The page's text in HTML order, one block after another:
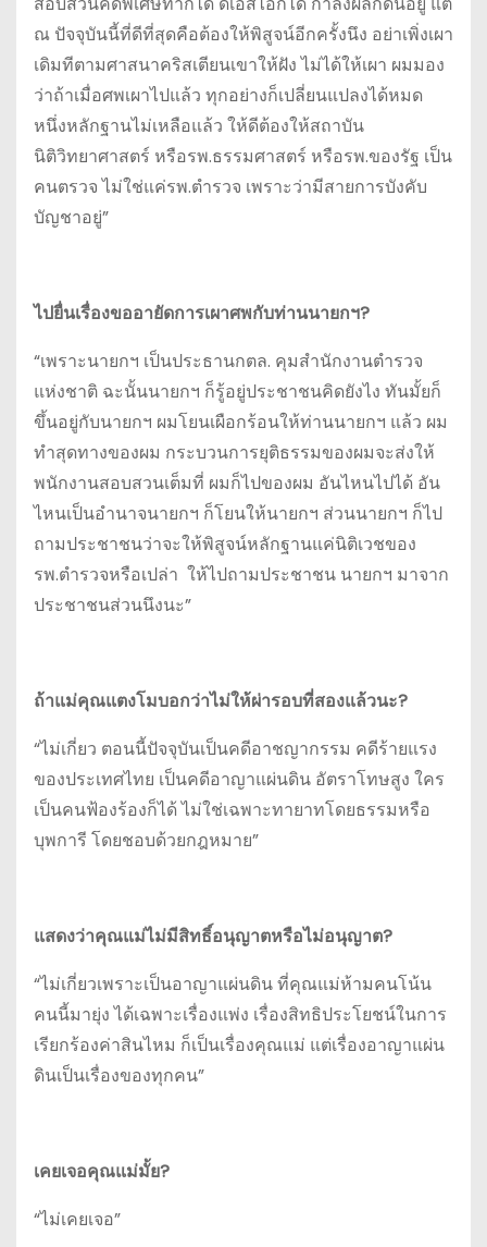
ณ ปัจจุบันนี้ที่ดีที่สุดคือต้องให้พิสูจน์อีกครั้งนึง อย่าเพิ่งเผา
เดิมทีตามศาสนาคริสเตียนเขาให้ฝัง ไม่ได้ให้เผา ผมมอง
ว่าถ้าเมื่อศพเผาไปแล้ว ทุกอย่างก็เปลี่ยนแปลงได้หมด
หนึ่งหลักฐานไม่เหลือแล้ว ให้ดีต้องให้สถาบัน
นิติวิทยาศาสตร์ หรือรพ.ธรรมศาสตร์ หรือรพ.ของรัฐ เป็น
คนตรวจ ไม่ใช่แค่รพ.ตำรวจ เพราะว่ามีสายการบังคับ
บัญชาอยู่”
ไปยื่นเรื่องขออายัดการเผาศพกับท่านนายกฯ?
“เพราะนายกฯ เป็นประธานกตล. คุมสำนักงานตำรวจ
แห่งชาติ ฉะนั้นนายกฯ ก็รู้อยู่ประชาชนคิดยังไง ทันมั้ยก็
ขึ้นอยู่กับนายกฯ ผมโยนเผือกร้อนให้ท่านนายกฯ แล้ว ผม
ทำสุดทางของผม กระบวนการยุติธรรมของผมจะส่งให้
พนักงานสอบสวนเต็มที่ ผมก็ไปของผม อันไหนไปได้ อัน
ไหนเป็นอำนาจนายกฯ ก็โยนให้นายกฯ ส่วนนายกฯ ก็ไป
ถามประชาชนว่าจะให้พิสูจน์หลักฐานแค่นิติเวชของ
รพ.ตำรวจหรือเปล่า ให้ไปถามประชาชน นายกฯ มาจาก
ประชาชนส่วนนึงนะ”
ถ้าแม่คุณแตงโมบอกว่าไม่ให้ผ่ารอบที่สองแล้วนะ?
“ไม่เกี่ยว ตอนนี้ปัจจุบันเป็นคดีอาชญากรรม คดีร้ายแรง
ของประเทศไทย เป็นคดีอาญาแผ่นดิน อัตราโทษสูง ใคร
เป็นคนฟ้องร้องก็ได้ ไม่ใช่เฉพาะทายาทโดยธรรมหรือ
บุพการี โดยชอบด้วยกฎหมาย”
แสดงว่าคุณแม่ไม่มีสิทธิ์อนุญาตหรือไม่อนุญาต?
“ไม่เกี่ยวเพราะเป็นอาญาแผ่นดิน ที่คุณแม่ห้ามคนโน้น
คนนี้มายุ่ง ได้เฉพาะเรื่องแพ่ง เรื่องสิทธิประโยชน์ในการ
เรียกร้องค่าสินไหม ก็เป็นเรื่องคุณแม่ แต่เรื่องอาญาแผ่น
ดินเป็นเรื่องของทุกคน”
เคยเจอคุณแม่มั้ย?
“ไม่เคยเจอ”